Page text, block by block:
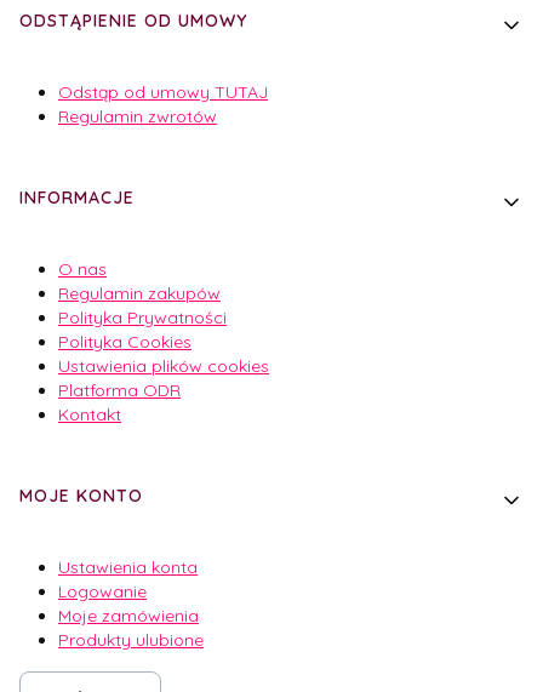
ODSTĄPIENIE OD UMOWY
Odstąp od umowy TUTAJ
Regulamin zwrotów
INFORMACJE
O nas
Regulamin zakupów
Polityka Prywatności
Polityka Cookies
Ustawienia plików cookies
Platforma ODR
Kontakt
MOJE KONTO
Ustawienia konta
Logowanie
Moje zamówienia
Produkty ulubione